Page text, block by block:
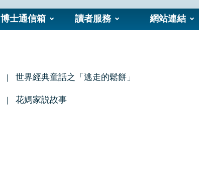
博士通信箱 讀者服務 網站連結
世界經典童話之「逃走的鬆餅」
花媽家説故事